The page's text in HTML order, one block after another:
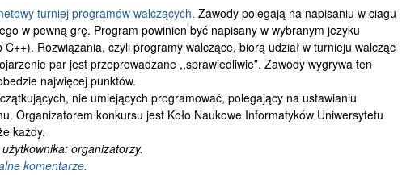
turniej programów walczących. Zawody polegają na napisaniu w ciagu
w pewną grę. Program powinien być napisany w wybranym jezyku
Rozwiązania, czyli programy walczące, biorą udział w turnieju walcząc
par jest przeprowadzane ,,sprawiedliwie”. Zawody wygrywa ten
najwięcej punktów.
nie umiejących programować, polegający na ustawianiu
Organizatorem konkursu jest Koło Naukowe Informatyków Uniwersytetu
każdy.
organizatorzy.
komentarze.